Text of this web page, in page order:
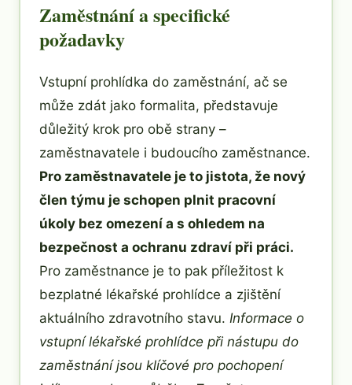
Zaměstnání a specifické
požadavky
Vstupní prohlídka do zaměstnání, ač se
může zdát jako formalita, představuje
důležitý krok pro obě strany –
zaměstnavatele i budoucího zaměstnance.
Pro zaměstnavatele je to jistota, že nový
člen týmu je schopen plnit pracovní
úkoly bez omezení a s ohledem na
bezpečnost a ochranu zdraví při práci.
Pro zaměstnance je to pak příležitost k
bezplatné lékařské prohlídce a zjištění
aktuálního zdravotního stavu. Informace o
vstupní lékařské prohlídce při nástupu do
zaměstnání jsou klíčové pro pochopení